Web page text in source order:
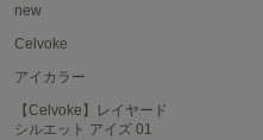
ニューバランス
nezu
new
Celvoke
アイカラー
【Celvoke】レイヤード
シルエット アイズ 01